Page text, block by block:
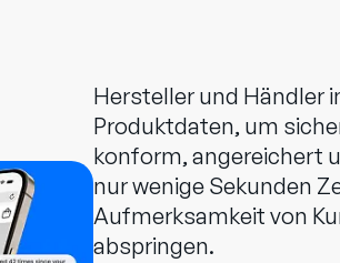
Hersteller und Händler
Produktdaten, um
konform, angereichert
nur wenige Sekunden
Aufmerksamkeit von
abspringen.